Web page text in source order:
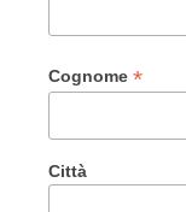
Cognome *
Città